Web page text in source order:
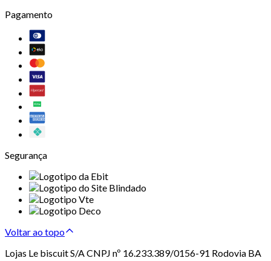
Pagamento
Segurança
Voltar ao topo
Lojas Le biscuit S/A CNPJ nº 16.233.389/0156-91 Rodovia BA